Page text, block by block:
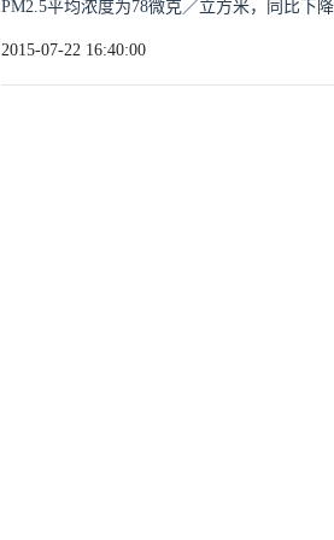
PM2.5平均浓度为78微克／立方米，同比下降
2015-07-22 16:40:00